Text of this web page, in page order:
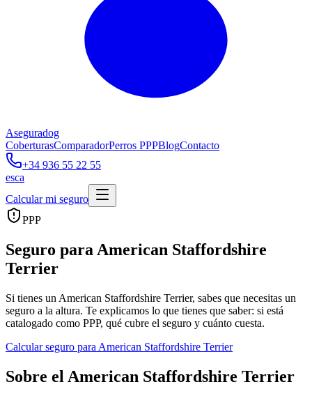
Aseguradog
CoberturasComparadorPerros PPPBlogContacto
+34 936 55 22 55
esca
Calcular mi seguro
PPP
Seguro para American Staffordshire
Terrier
Si tienes un American Staffordshire Terrier, sabes que necesitas un
seguro a la altura. Te explicamos lo que tienes que saber: si está
catalogado como PPP, qué cubre el seguro y cuánto cuesta.
Calcular seguro para American Staffordshire Terrier
Sobre el American Staffordshire Terrier